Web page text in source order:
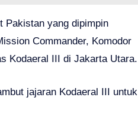
Pakistan yang dipimpin
Commander, Komodor
Kodaeral III di Jakarta Utara.
jajaran Kodaeral III untuk